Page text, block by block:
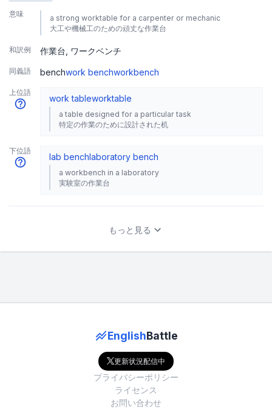
意味
a strong worktable for a carpenter or mechanic
大工や機械工のための頑丈な作業台
和訳例 作業台 ワークベンチ
同義語 benchwork benchworkbench
上位語
work tableworktable
a table designed for a particular task
特定の作業のために設計された机
下位語
lab benchlaboratory bench
a workbench in a laboratory
実験室の作業台
もっと見る
EnglishBattle
更新状況配信中
プライバシーポリシー
ライセンス
お問い合わせ